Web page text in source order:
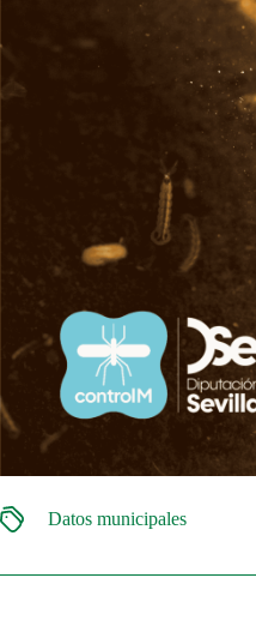
Datos municipales